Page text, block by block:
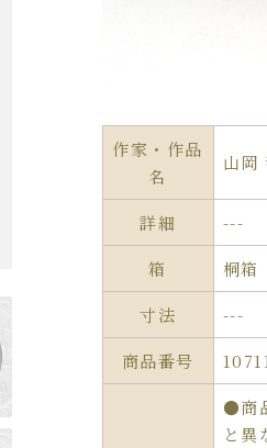
作家・作品
名
山岡
詳細
---
箱
桐箱
寸法
---
商品番号
●商
と異